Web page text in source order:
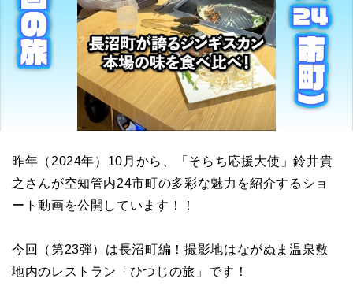
昨年（2024年）10月から、「そらち応援大使」鈴井貴
之さんが空知管内24市町の多彩な魅力を紹介するショ
ート動画を公開しています！！
今回（第23弾）は長沼町編！撮影地はながぬま温泉敷
地内のレストラン「ひつじの旅」です！